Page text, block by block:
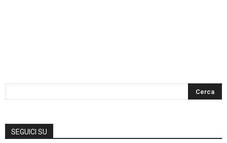
SEGUICI SU